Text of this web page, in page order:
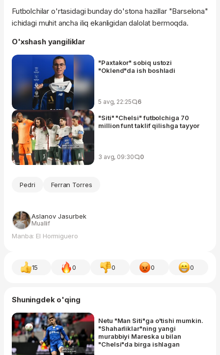
Futbolchilar o'rtasidagi bunday do'stona hazillar "Barselona"
ichidagi muhit ancha iliq ekanligidan dalolat bermoqda.
O'xshash yangiliklar
"Paxtakor" sobiq ustozi
"Oklend"da ish boshladi
5 avg, 22:25 6
"Siti" "Chelsi" futbolchiga 70
million funt taklif qilishga tayyor
3 avg, 09:30 0
Pedri Ferran Torres
Aslanov Jasurbek
Muallif
Manba: El Hormiguero
15 0 0 0 0
Shuningdek o'qing
Netu "Man Siti"ga o'tishi mumkin.
"Shaharliklar"ning yangi
murabbiyi Mareska u bilan
"Chelsi"da birga ishlagan